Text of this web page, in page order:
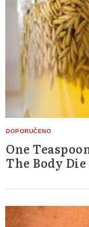
One
The Body